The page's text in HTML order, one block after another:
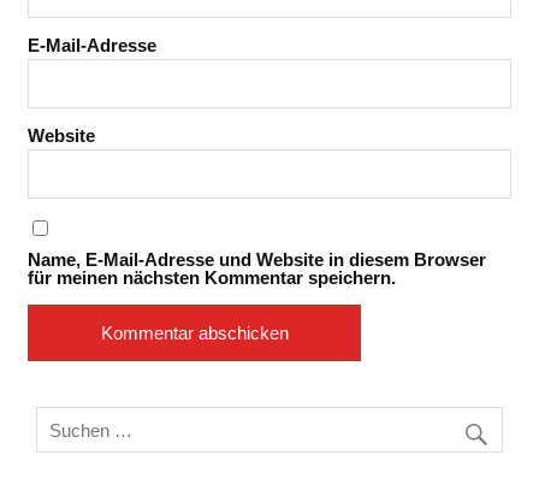
E-Mail-Adresse
Website
Name, E-Mail-Adresse und Website in diesem Browser
für meinen nächsten Kommentar speichern.